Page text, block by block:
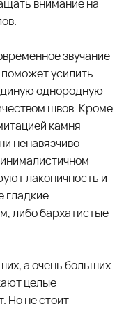
внимание на
звучание
усилить
однородную
швов. Кроме
камня
ненавязчиво
лаконичность и
гладкие
либо бархатистые
а очень больших
целые
Но не стоит